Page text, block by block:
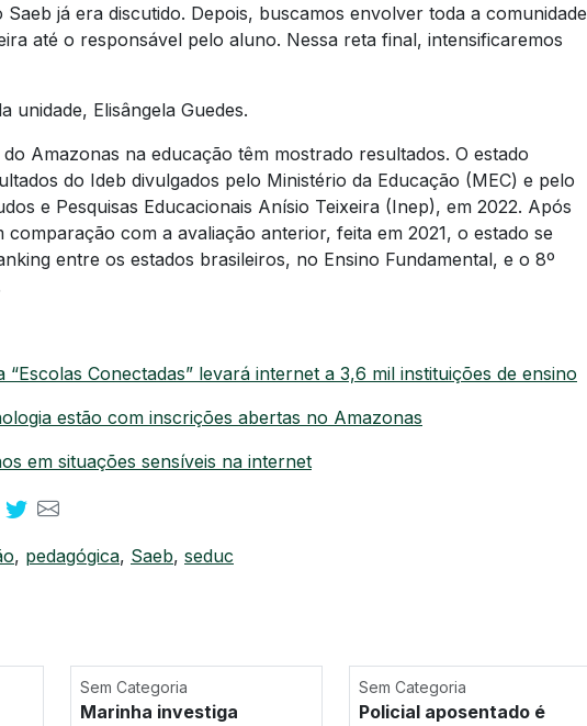
já era discutido. Depois, buscamos envolver toda a comunidade
até o responsável pelo aluno. Nessa reta final, intensificaremos
unidade, Elisângela Guedes.
Amazonas na educação têm mostrado resultados. O estado
do Ideb divulgados pelo Ministério da Educação (MEC) e pelo
e Pesquisas Educacionais Anísio Teixeira (Inep), em 2022. Após
com a avaliação anterior, feita em 2021, o estado se
entre os estados brasileiros, no Ensino Fundamental, e o 8º
Conectadas” levará internet a 3,6 mil instituições de ensino
estão com inscrições abertas no Amazonas
em situações sensíveis na internet
, pedagógica, Saeb, seduc
Sem Categoria
Marinha investiga
Sem Categoria
Policial aposentado é